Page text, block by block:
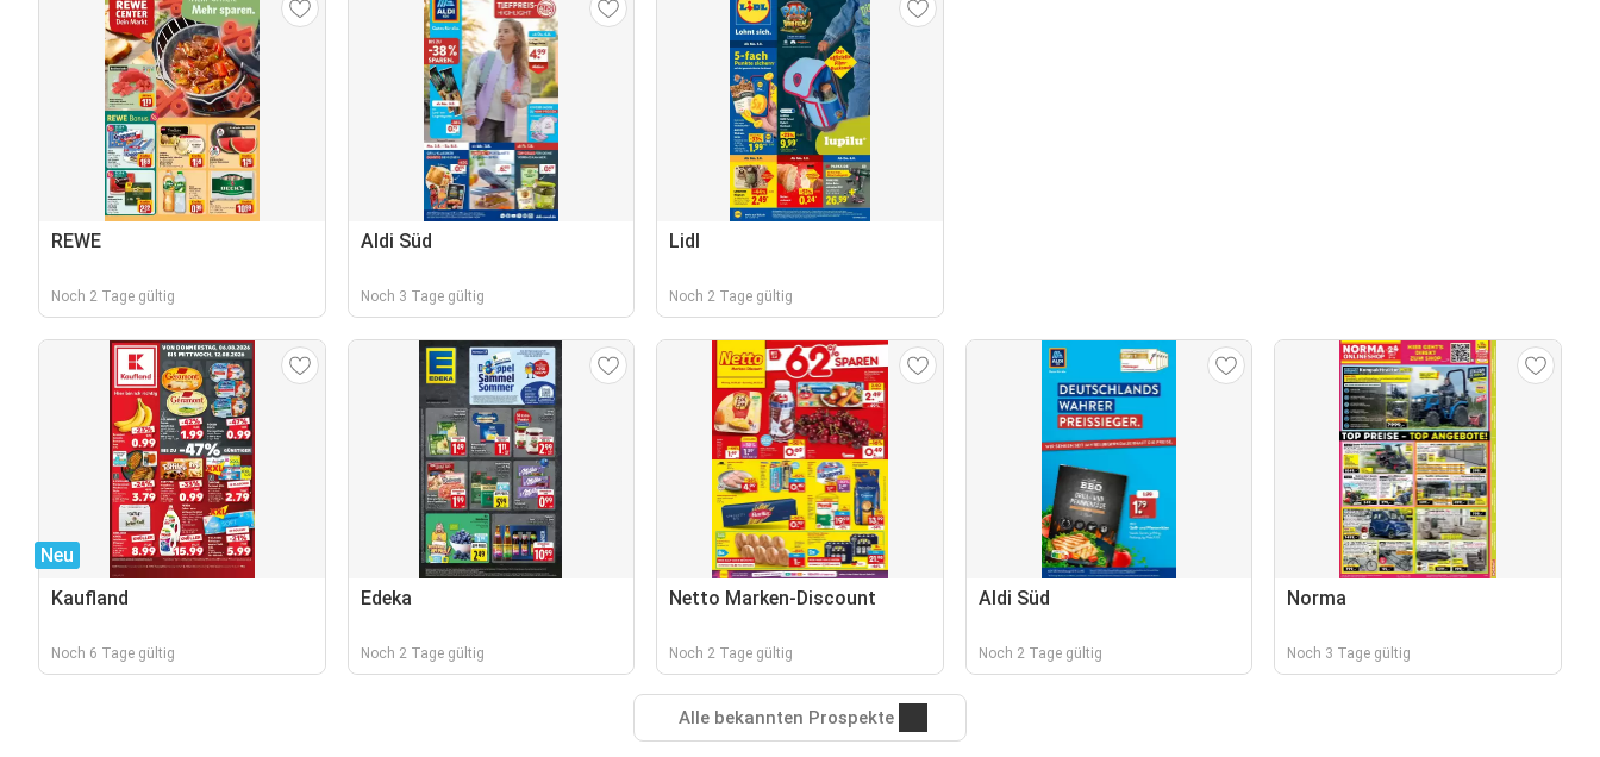
REWE
Noch 2 Tage gültig
Aldi Süd
Noch 3 Tage gültig
Lidl
Noch 2 Tage gültig
Neu
Kaufland
Noch 6 Tage gültig
Edeka
Noch 2 Tage gültig
Netto Marken-Discount
Noch 2 Tage gültig
Aldi Süd
Noch 2 Tage gültig
Norma
Noch 3 Tage gültig
Alle bekannten Prospekte